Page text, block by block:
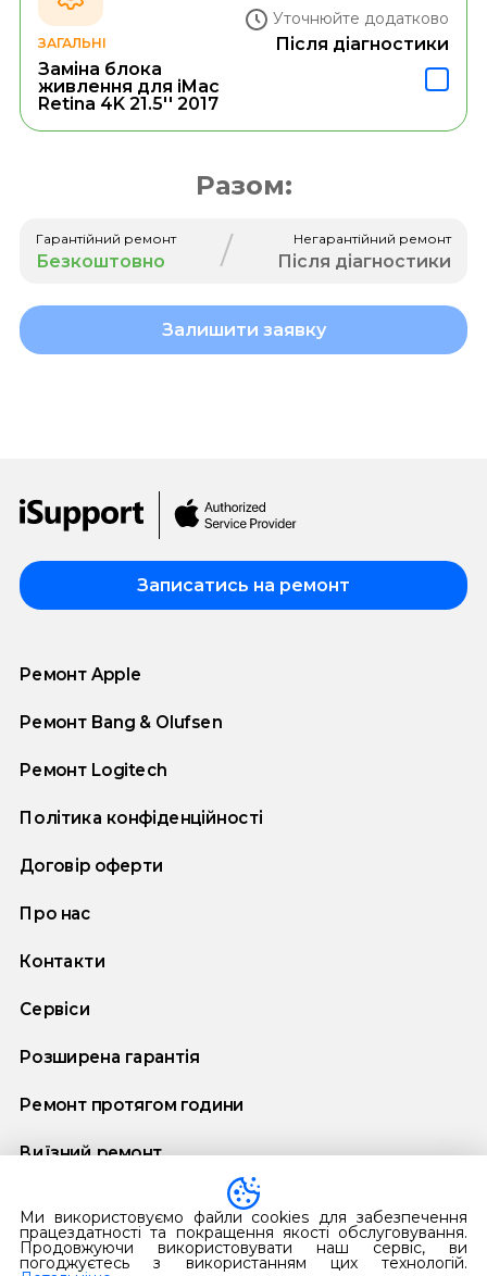
ЗАГАЛЬНІ
Заміна блока
живлення для iMac
Retina 4K 21.5'' 2017
Уточнюйте додатково
Після діагностики
Разом:
Гарантійний ремонт
Безкоштовно / Негарантійний ремонт
Після діагностики
Залишити заявку
Записатись на ремонт
Ремонт Apple
Ремонт Bang & Olufsen
Ремонт Logitech
Політика конфіденційності
Договір оферти
Про нас
Контакти
Сервіси
Розширена гарантія
Ремонт протягом години
Виїзний ремонт
Договір додаткової гарантії
Ми використовуємо файли cookies для забезпечення
працездатності та покращення якості обслуговування.
Продовжуючи використовувати наш сервіс, ви
погоджуєтесь з використанням цих технологій.